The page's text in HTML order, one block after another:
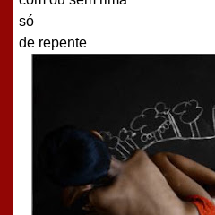
só
de repente